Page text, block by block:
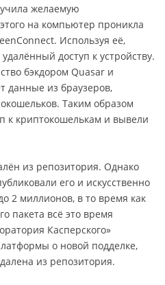
желаемую
на компьютер проникла
Используя её,
доступ к устройству.
бэкдором Quasar и
данные из браузеров,
Таким образом
к криптокошелькам и вывели
из репозитория. Однако
его и искусственно
2 миллионов, в то время как
пакета всё это время
Касперского»
о новой подделке,
из репозитория.